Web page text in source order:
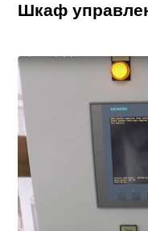
Шкаф